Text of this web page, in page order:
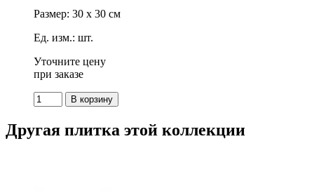
Размер: 30 x 30 см
Ед. изм.: шт.
Уточните цену
при заказе
Другая плитка этой коллекции